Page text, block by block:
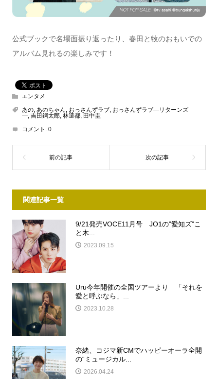
公式ブックで名場面振り返ったり、春田と牧のおもいでの
アルバム見れるの楽しみです！
エンタメ
あの, あのちゃん, おっさんずラブ, おっさんずラブ―リターンズ
―, 吉田鋼太郎, 林遣都, 田中圭
コメント: 0
関連記事一覧
9/21発売VOCE11月号 JO1の”愛知ズ”こ
と木...
2023.09.15
Uru今年開催の全国ツアーより 「それを
愛と呼ぶなら」...
2023.10.28
奈緒、コジマ新CMでハッピーオーラ全開
の“ミュージカル...
2026.04.24